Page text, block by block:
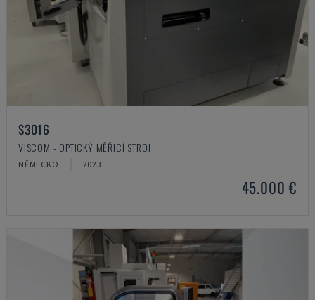
S3016
VISCOM - OPTICKÝ MĚŘICÍ STROJ
NĚMECKO 2023
45.000 €